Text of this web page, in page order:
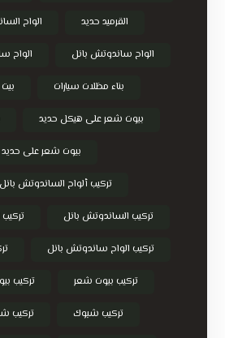
القرميد حديد الواح
الواح ساندوتش بانل الواح
بناء مظلات سيارات
بيوت شعر على هيكل حديد
بيوت شعر على حديد
تركيب ألواح الساندوتش بانل
تركيب الساندوتش بانل تركيب
تركيب الواح ساندوتش بانل
تركيب بيوت شعر تركيب
تركيب شبوك تركيب